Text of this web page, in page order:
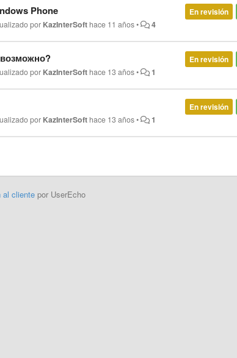
En revisión
Phone
por KazInterSoft hace 11 años• 4
En revisión
por KazInterSoft hace 13 años• 1
En revisión
por KazInterSoft hace 13 años• 1
al clientepor UserEcho